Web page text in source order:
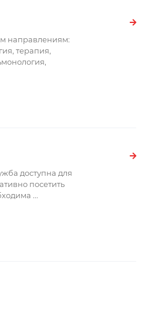
направлениям:
терапия,
доступна для
посетить
...